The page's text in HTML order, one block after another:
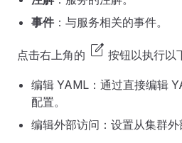
事件：与服务相关的事件。
点击右上角的 edit_square 按钮以执行以
编辑 YAML：通过直接编辑
配置。
编辑外部访问：设置从集群外